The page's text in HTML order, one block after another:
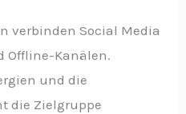
verbinden Social Media
Offline-Kanälen.
und die
die Zielgruppe